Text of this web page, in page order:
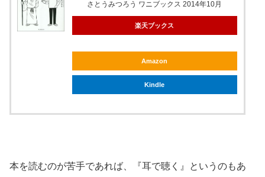
さとうみつろう ワニブックス 2014年10月
楽天ブックス
Amazon
Kindle
本を読むのが苦手であれば、『耳で聴く』というのもあ